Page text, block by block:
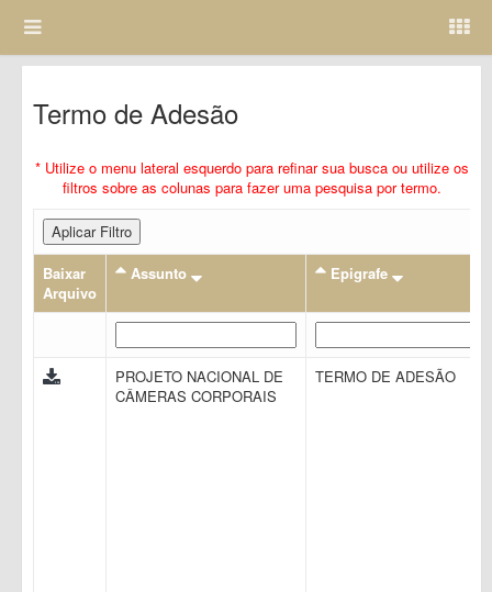
Termo de Adesão
* Utilize o menu lateral esquerdo para refinar sua busca ou utilize os
filtros sobre as colunas para fazer uma pesquisa por termo.
Aplicar Filtro
Baixar
Arquivo
Assunto Epigrafe
PROJETO NACIONAL DE
CÂMERAS CORPORAIS
TERMO DE ADESÃO